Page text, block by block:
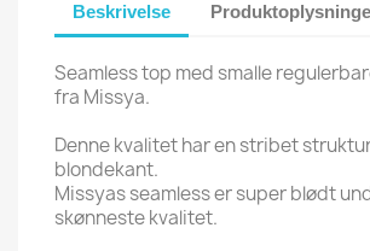
Beskrivelse
Seamless top med smalle
fra Missya.
Denne kvalitet har en stribet
blondekant.
Missyas seamless er super blødt
skønneste kvalitet.